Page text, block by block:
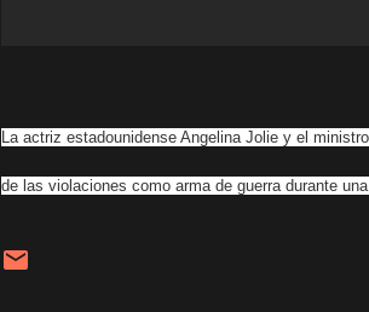
La actriz estadounidense Angelina Jolie y el
de las violaciones como arma de guerra durante